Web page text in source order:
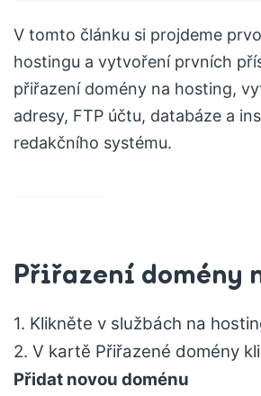
V tomto článku si projdeme
hostingu a vytvoření prvních
přiřazení domény na hosting,
adresy, FTP účtu, databáze a
redakčního systému.
Přiřazení domény
1. Klikněte v službách na
2. V kartě Přiřazené domény
Přidat novou doménu